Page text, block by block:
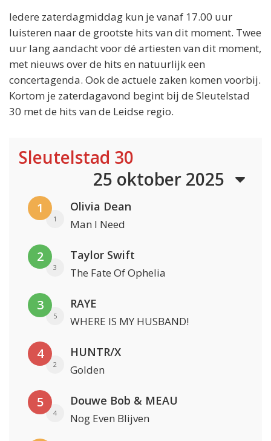
Iedere zaterdagmiddag kun je vanaf 17.00 uur
luisteren naar de grootste hits van dit moment. Twee
uur lang aandacht voor dé artiesten van dit moment,
met nieuws over de hits en natuurlijk een
concertagenda. Ook de actuele zaken komen voorbij.
Kortom je zaterdagavond begint bij de Sleutelstad
30 met de hits van de Leidse regio.
Sleutelstad 30
25 oktober 2025
1
1
Olivia Dean
Man I Need
2
3
Taylor Swift
The Fate Of Ophelia
3
5
RAYE
WHERE IS MY HUSBAND!
4
2
HUNTR/X
Golden
5
4
Douwe Bob & MEAU
Nog Even Blijven